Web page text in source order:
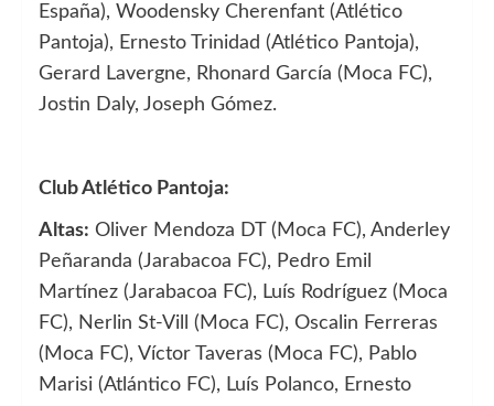
España), Woodensky Cherenfant (Atlético
Pantoja), Ernesto Trinidad (Atlético Pantoja),
Gerard Lavergne, Rhonard García (Moca FC),
Jostin Daly, Joseph Gómez.
Club Atlético Pantoja:
Altas: Oliver Mendoza DT (Moca FC), Anderley
Peñaranda (Jarabacoa FC), Pedro Emil
Martínez (Jarabacoa FC), Luís Rodríguez (Moca
FC), Nerlin St-Vill (Moca FC), Oscalin Ferreras
(Moca FC), Víctor Taveras (Moca FC), Pablo
Marisi (Atlántico FC), Luís Polanco, Ernesto